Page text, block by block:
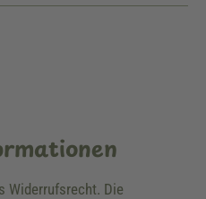
Widerrufsrecht. Die